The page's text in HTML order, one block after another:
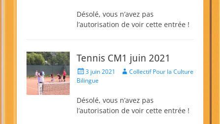
Désolé, vous n’avez pas
l’autorisation de voir cette entrée !
Tennis CM1 juin 2021
Posted
on
3 juin 2021 AuthorCollectif Pour la Culture
Bilingue
Désolé, vous n’avez pas
l’autorisation de voir cette entrée !